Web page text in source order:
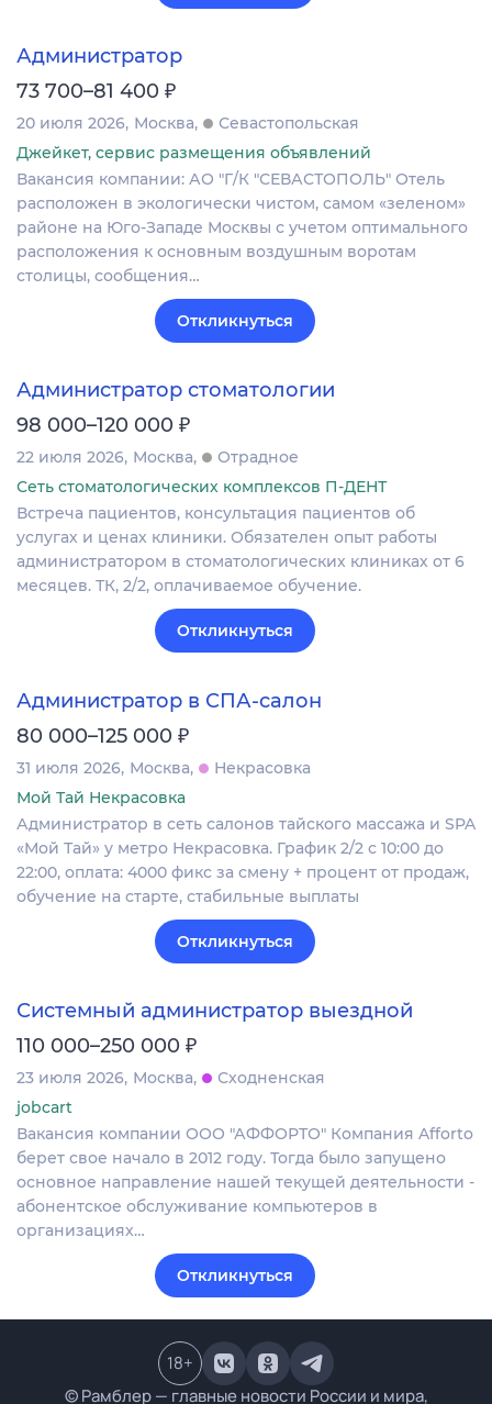
Администратор
73 700–81 400 ₽
20 июля 2026 Москва
Севастопольская
Джейкет, сервис размещения объявлений
Вакансия компании: АО "Г/К "СЕВАСТОПОЛЬ" Отель
расположен в экологически чистом, самом «зеленом»
районе на Юго-Западе Москвы с учетом оптимального
расположения к основным воздушным воротам
столицы, сообщения…
Откликнуться
Администратор стоматологии
98 000–120 000 ₽
22 июля 2026 Москва
Отрадное
Сеть стоматологических комплексов П-ДЕНТ
Встреча пациентов, консультация пациентов об
услугах и ценах клиники. Обязателен опыт работы
администратором в стоматологических клиниках от 6
месяцев. ТК, 2/2, оплачиваемое обучение.
Откликнуться
Администратор в СПА-салон
80 000–125 000 ₽
31 июля 2026 Москва
Некрасовка
Мой Тай Некрасовка
Администратор в сеть салонов тайского массажа и SPA
«Мой Тай» у метро Некрасовка. График 2/2 с 10:00 до
22:00, оплата: 4000 фикс за смену + процент от продаж,
обучение на старте, стабильные выплаты
Откликнуться
Системный администратор выездной
110 000–250 000 ₽
23 июля 2026 Москва
Сходненская
jobcart
Вакансия компании ООО "АФФОРТО" Компания Afforto
берет свое начало в 2012 году. Тогда было запущено
основное направление нашей текущей деятельности -
абонентское обслуживание компьютеров в
организациях…
Откликнуться
© Рамблер — главные новости России и мира,
18+